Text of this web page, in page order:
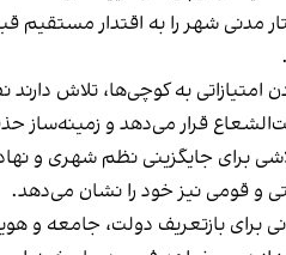
شهر را به اقتدار مستقیم
به کوچی‌ها، تلاش
قرار می‌دهد و زمینه‌ساز
برای جایگزینی نظم شهری و
و قومی نیز خود را نشان می‌دهد.
برای بازتعریف دولت، جامعه و